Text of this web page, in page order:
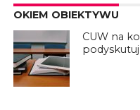
OKIEM OBIEKTYWU
CUW na
podyskutuj